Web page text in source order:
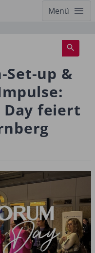
Menü
Set-up &
Day feiert